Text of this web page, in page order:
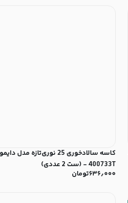
کاسه سالادخوری 25 نوری‌تازه مدل
400733T - (ست 2 عددی)
۶۳۶٫۰۰۰تومان